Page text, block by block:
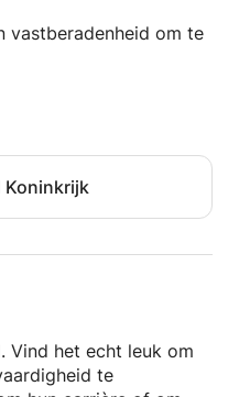
vastberadenheid om te
Koninkrijk
Vind het echt leuk om
te